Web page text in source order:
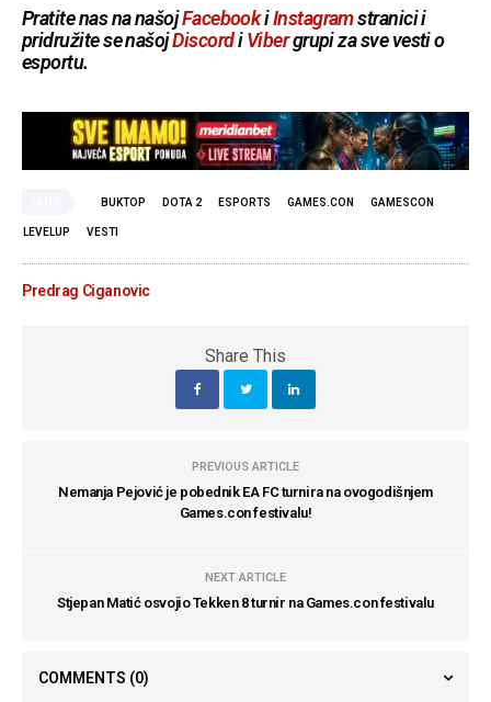
Pratite nas na našojFacebookiInstagramstranici i
pridružite se našojDiscordiVibergrupi za sve vesti o
esportu.
BUKTOP DOTA 2 ESPORTS GAMES.CON GAMESCON
LEVELUP VESTI
Predrag Ciganovic
Share This
PREVIOUS ARTICLE
Nemanja Pejović je pobednik EA FC turnira na ovogodišnjem
Games.con festivalu!
NEXT ARTICLE
Stjepan Matić osvojio Tekken 8 turnir na Games.con festivalu
COMMENTS (0)